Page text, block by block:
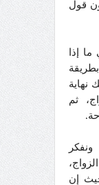
قول
إذا
نهاية
ثم
إن